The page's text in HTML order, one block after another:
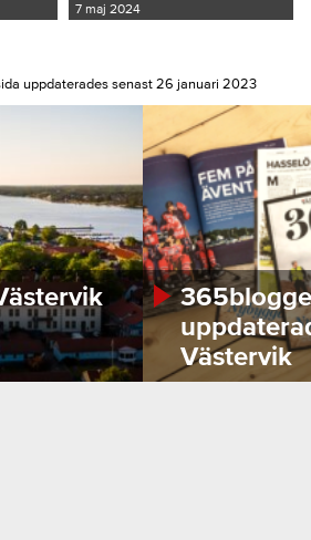
7 maj 2024
uppdaterades senast 26 januari 2023
Västervik